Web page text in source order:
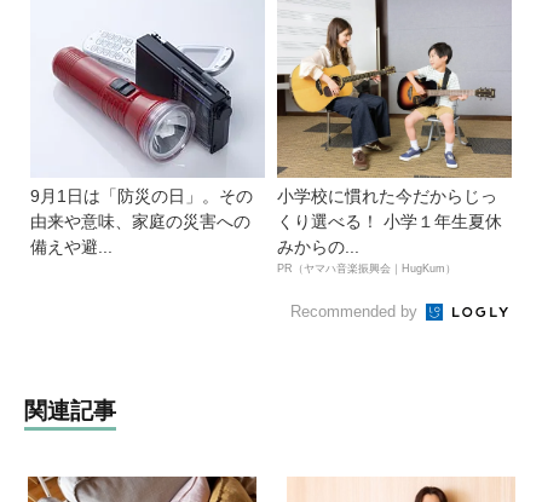
9月1日は「防災の日」。その
由来や意味、家庭の災害への
備えや避...
小学校に慣れた今だからじっ
くり選べる！ 小学１年生夏休
みからの...
PR（ヤマハ音楽振興会｜HugKum）
Recommended by
関連記事